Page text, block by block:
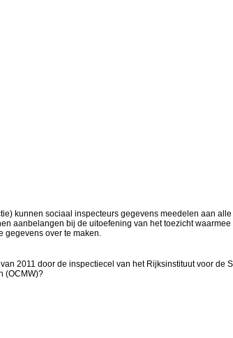
kunnen sociaal inspecteurs gegevens meedelen aan
aanbelangen bij de uitoefening van het toezicht
gegevens over te maken.
2011 door de inspectiecel van het Rijksinstituut voor de
(OCMW)?